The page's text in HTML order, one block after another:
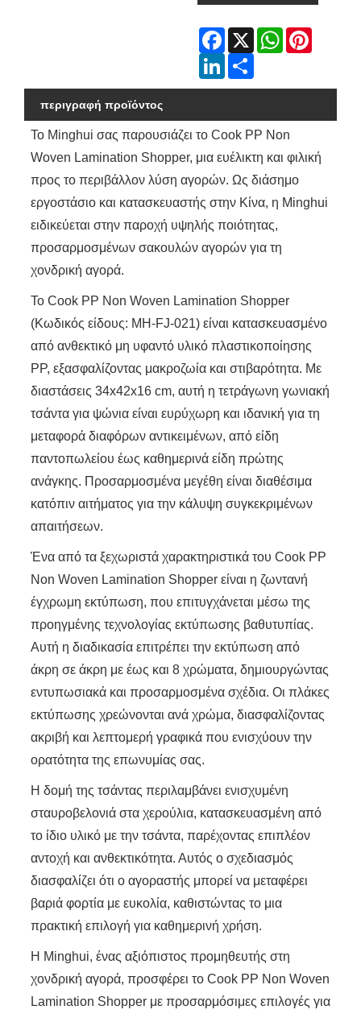
Facebook
X WhatsApp
LinkedIn
περιγραφή προϊόντος
Το Minghui σας παρουσιάζει το Cook PP Non
Woven Lamination Shopper, μια ευέλικτη και φιλική
προς το περιβάλλον λύση αγορών. Ως διάσημο
εργοστάσιο και κατασκευαστής στην Κίνα, η Minghui
ειδικεύεται στην παροχή υψηλής ποιότητας,
προσαρμοσμένων σακουλών αγορών για τη
χονδρική αγορά.
Το Cook PP Non Woven Lamination Shopper
(Κωδικός είδους: MH-FJ-021) είναι κατασκευασμένο
από ανθεκτικό μη υφαντό υλικό πλαστικοποίησης
PP, εξασφαλίζοντας μακροζωία και στιβαρότητα. Με
διαστάσεις 34x42x16 cm, αυτή η τετράγωνη γωνιακή
τσάντα για ψώνια είναι ευρύχωρη και ιδανική για τη
μεταφορά διαφόρων αντικειμένων, από είδη
παντοπωλείου έως καθημερινά είδη πρώτης
ανάγκης. Προσαρμοσμένα μεγέθη είναι διαθέσιμα
κατόπιν αιτήματος για την κάλυψη συγκεκριμένων
απαιτήσεων.
Ένα από τα ξεχωριστά χαρακτηριστικά του Cook PP
Non Woven Lamination Shopper είναι η ζωντανή
έγχρωμη εκτύπωση, που επιτυγχάνεται μέσω της
προηγμένης τεχνολογίας εκτύπωσης βαθυτυπίας.
Αυτή η διαδικασία επιτρέπει την εκτύπωση από
άκρη σε άκρη με έως και 8 χρώματα, δημιουργώντας
εντυπωσιακά και προσαρμοσμένα σχέδια. Οι πλάκες
εκτύπωσης χρεώνονται ανά χρώμα, διασφαλίζοντας
ακριβή και λεπτομερή γραφικά που ενισχύουν την
ορατότητα της επωνυμίας σας.
Η δομή της τσάντας περιλαμβάνει ενισχυμένη
σταυροβελονιά στα χερούλια, κατασκευασμένη από
το ίδιο υλικό με την τσάντα, παρέχοντας επιπλέον
αντοχή και ανθεκτικότητα. Αυτός ο σχεδιασμός
διασφαλίζει ότι ο αγοραστής μπορεί να μεταφέρει
βαριά φορτία με ευκολία, καθιστώντας το μια
πρακτική επιλογή για καθημερινή χρήση.
Η Minghui, ένας αξιόπιστος προμηθευτής στη
χονδρική αγορά, προσφέρει το Cook PP Non Woven
Lamination Shopper με προσαρμόσιμες επιλογές για